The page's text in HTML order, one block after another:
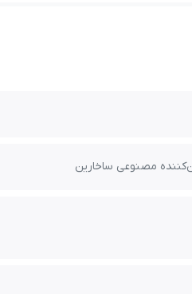
مصنوعی ساخارین